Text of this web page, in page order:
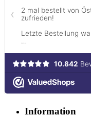
Information